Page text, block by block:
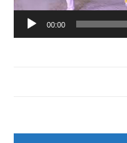
00:00